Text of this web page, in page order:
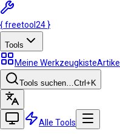
{freetool 24 }
Tools
Meine WerkzeugkisteArtikel
Tools suchen…Ctrl +K
Alle Tools